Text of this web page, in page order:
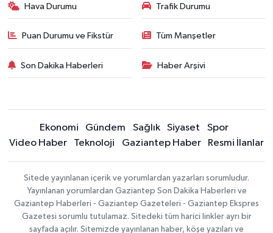
Hava Durumu Trafik Durumu
Puan Durumu ve Fikstür Tüm Manşetler
Son Dakika Haberleri Haber Arşivi
Ekonomi Gündem Sağlık Siyaset
Spor
Video Haber
Teknoloji Gaziantep Haber Resmi İlanlar
Sitede yayınlanan içerik ve yorumlardan yazarları sorumludur.
Yayınlanan yorumlardan Gaziantep Son Dakika Haberleri ve
Gaziantep Haberleri - Gaziantep Gazeteleri - Gaziantep Ekspres
Gazetesi sorumlu tutulamaz. Sitedeki tüm harici linkler ayrı bir
sayfada açılır. Sitemizde yayınlanan haber, köşe yazıları ve